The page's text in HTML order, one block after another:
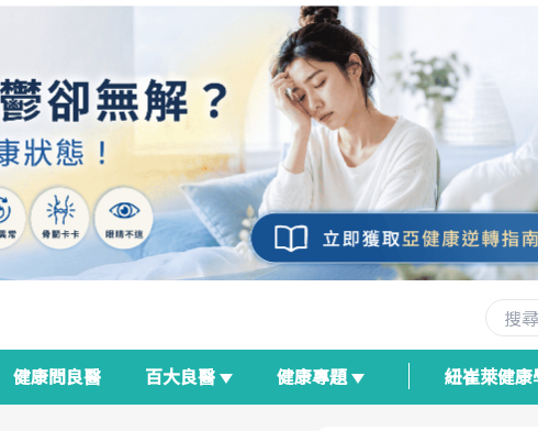
健康問良醫 百大良醫 健康專題 紐崔萊健康